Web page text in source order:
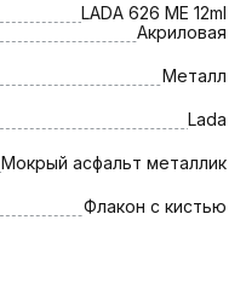
LADA 626 МЕ 12ml
Акриловая
Металл
Lada
Мокрый асфальт металлик
Флакон с кистью